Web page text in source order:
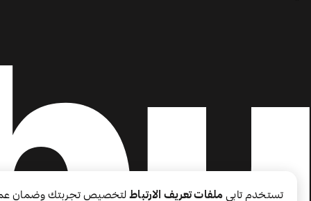
تستخدم تابي ملفات تعريف الارتباطلتخصيص تجربتك وضمان